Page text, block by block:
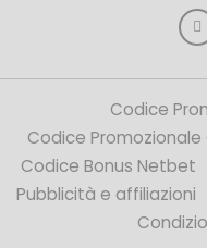
Codice
Codice
Codice Bonus Netbet
Pubblicità e affiliazioni